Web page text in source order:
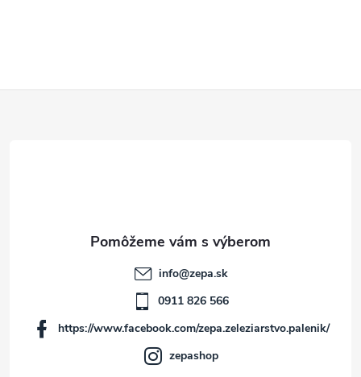
info@zepa.sk
0911 826 566
https://www.facebook.com/zepa.zeleziarstvo.palenik/
zepashop